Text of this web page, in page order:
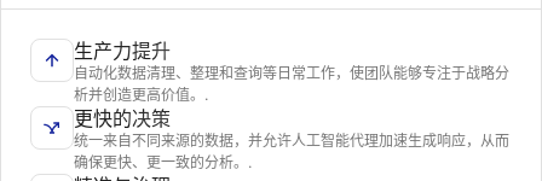
生产力提升
自动化数据清理、整理和查询等日常工作，使团队能够专注于战略分
析并创造更高价值。.
更快的决策
统一来自不同来源的数据，并允许人工智能代理加速生成响应，从而
确保更快、更一致的分析。.